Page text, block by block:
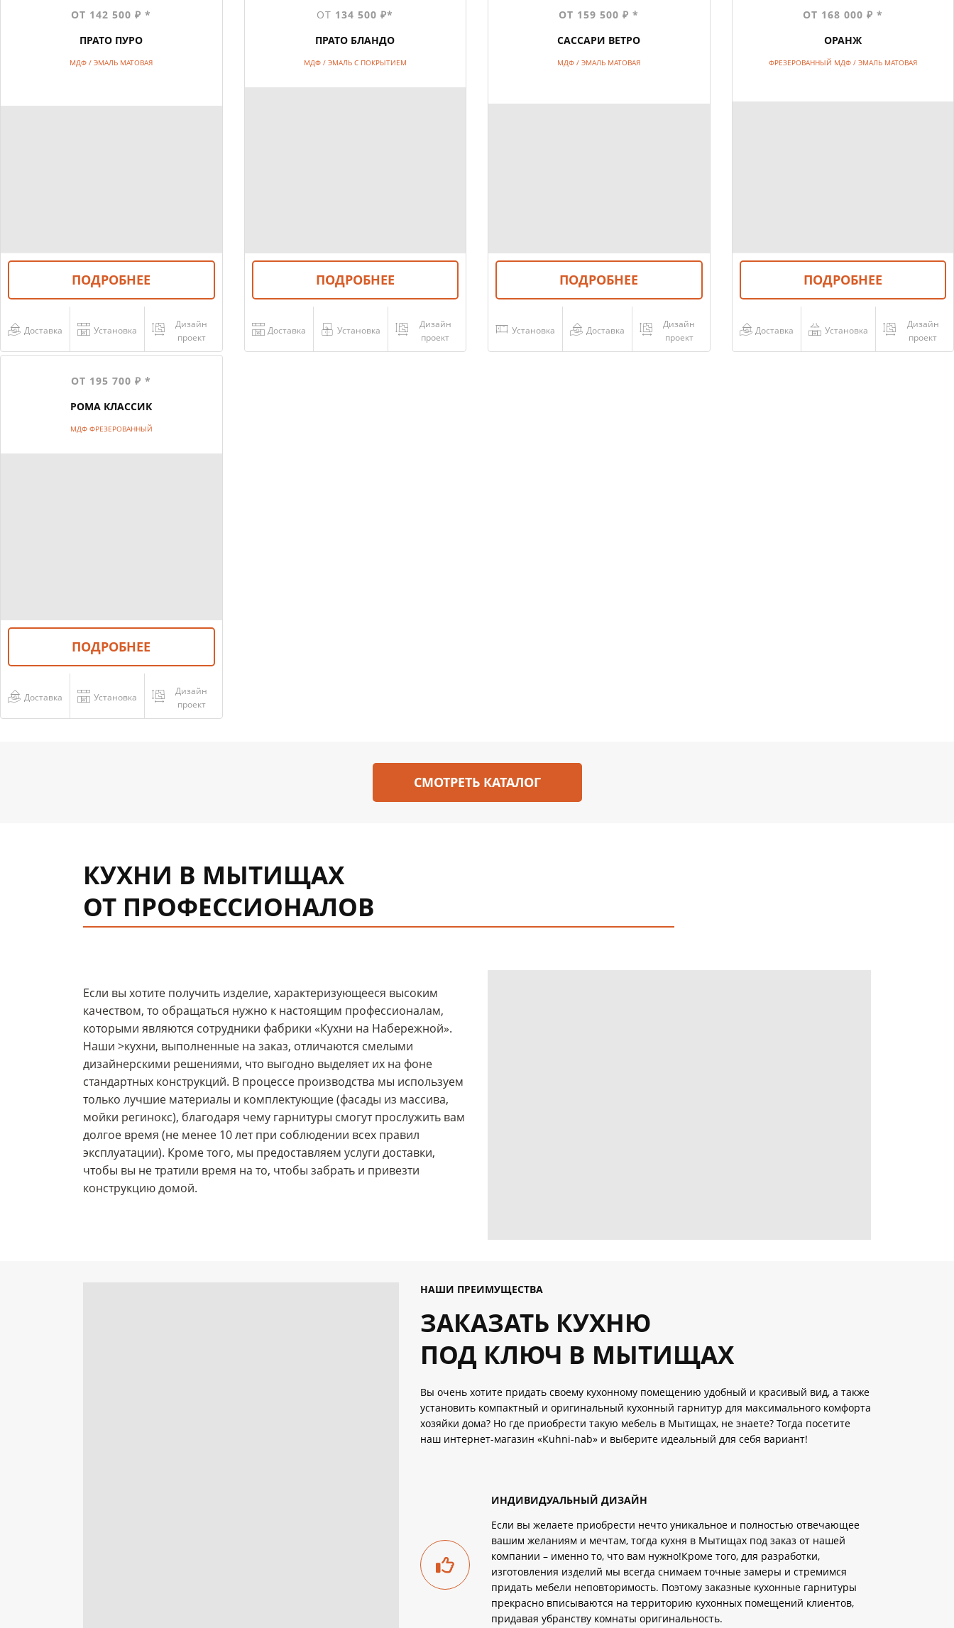
ОТ 142 500 ₽ *
ПРАТО ПУРО
МДФ / ЭМАЛЬ МАТОВАЯ
ПОДРОБНЕЕ
Доставка Установка
Дизайн
проект
ОТ 134 500 ₽*
ПРАТО БЛАНДО
МДФ / ЭМАЛЬ С ПОКРЫТИЕМ
ПОДРОБНЕЕ
Доставка Установка
Дизайн
проект
ОТ 159 500 ₽ *
САССАРИ ВЕТРО
МДФ / ЭМАЛЬ МАТОВАЯ
ПОДРОБНЕЕ
Установка Доставка
Дизайн
проект
ОТ 168 000 ₽ *
ОРАНЖ
ФРЕЗЕРОВАННЫЙ МДФ / ЭМАЛЬ МАТОВАЯ
ПОДРОБНЕЕ
Доставка Установка
Дизайн
проект
ОТ 195 700 ₽ *
РОМА КЛАССИК
МДФ ФРЕЗЕРОВАННЫЙ
ПОДРОБНЕЕ
Доставка Установка
Дизайн
проект
СМОТРЕТЬ КАТАЛОГ
КУХНИ В МЫТИЩАХ
ОТ ПРОФЕССИОНАЛОВ
Если вы хотите получить изделие, характеризующееся высоким
качеством, то обращаться нужно к настоящим профессионалам,
которыми являются сотрудники фабрики «Кухни на Набережной».
Наши >кухни, выполненные на заказ, отличаются смелыми
дизайнерскими решениями, что выгодно выделяет их на фоне
стандартных конструкций. В процессе производства мы используем
только лучшие материалы и комплектующие (фасады из массива,
мойки регинокс), благодаря чему гарнитуры смогут прослужить вам
долгое время (не менее 10 лет при соблюдении всех правил
эксплуатации). Кроме того, мы предоставляем услуги доставки,
чтобы вы не тратили время на то, чтобы забрать и привезти
конструкцию домой.
НАШИ ПРЕИМУЩЕСТВА
ЗАКАЗАТЬ КУХНЮ
ПОД КЛЮЧ В МЫТИЩАХ
Вы очень хотите придать своему кухонному помещению удобный и красивый вид, а также
установить компактный и оригинальный кухонный гарнитур для максимального комфорта
хозяйки дома? Но где приобрести такую мебель в Мытищах, не знаете? Тогда посетите
наш интернет-магазин «Кuhni-nab» и выберите идеальный для себя вариант!
ИНДИВИДУАЛЬНЫЙ ДИЗАЙН
Если вы желаете приобрести нечто уникальное и полностью отвечающее
вашим желаниям и мечтам, тогда кухня в Мытищах под заказ от нашей
компании – именно то, что вам нужно!Кроме того, для разработки,
изготовления изделий мы всегда снимаем точные замеры и стремимся
придать мебели неповторимость. Поэтому заказные кухонные гарнитуры
прекрасно вписываются на территорию кухонных помещений клиентов,
придавая убранству комнаты оригинальность.